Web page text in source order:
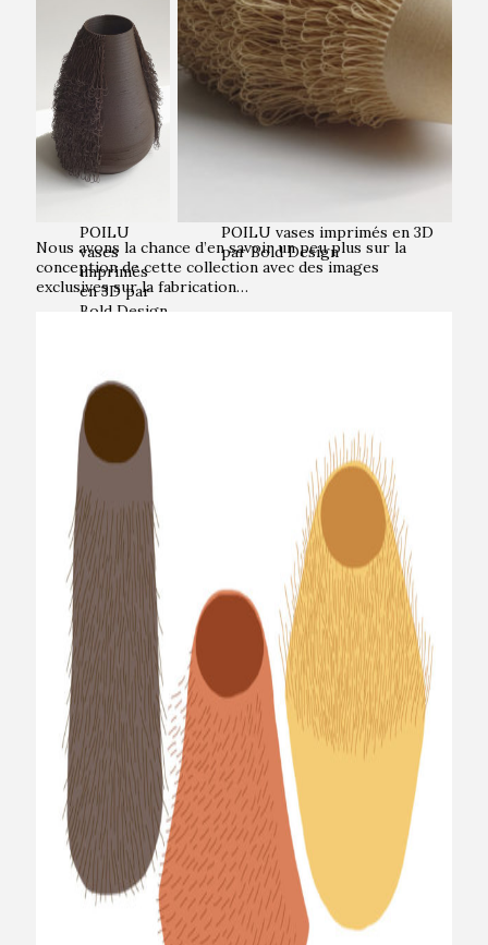
POILU
vases
imprimés
en 3D par
Bold Design
POILU vases imprimés en 3D
par Bold Design
Nous avons la chance d’en savoir un peu plus sur la
conception de cette collection avec des images
exclusives sur la fabrication…